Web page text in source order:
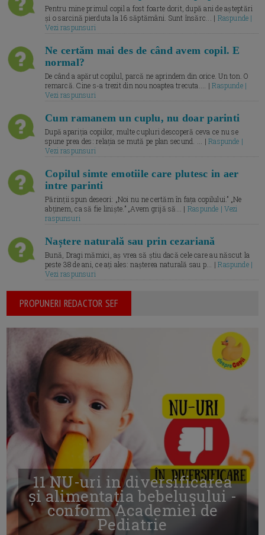
Pentru mine primul copil a fost foarte dorit, după ani de așteptări
și o sarcină pierduta la 16 săptămâni. Sunt însărc... | Raspunde |
Vezi raspunsuri
Ne certăm mai des de când avem copil. E
normal?
De când a apărut copilul, parcă ne aprindem din orice. Un ton. O
remarcă. Cine s-a trezit din nou noaptea trecuta.... |Raspunde |
Vezi raspunsuri
Cum ramanem un cuplu, nu doar parinti
După apariția copiilor, multe cupluri descoperă ceva ce nu se
spune prea des: relația se mută pe plan secund. ... |Raspunde |
Vezi raspunsuri
Copilul simte emotiile care plutesc in aer
intre parinti
Părinții spun deseori: „Noi nu ne certăm în fața copilului.” „Ne
abținem, ca să fie liniște.” „Avem grijă să... | Raspunde | Vezi
raspunsuri
Naștere naturală sau prin cezariană
Bună, Dragi mămici, aș vrea să știu dacă cele care au născut la
peste 38 de ani, ce ați ales: nașterea naturală sau p... |Raspunde |
Vezi raspunsuri
PROPUNERI REDACTOR SEF
11 NU-uri in diversificarea
și alimentația bebelușului -
conform Academiei de
Pediatrie